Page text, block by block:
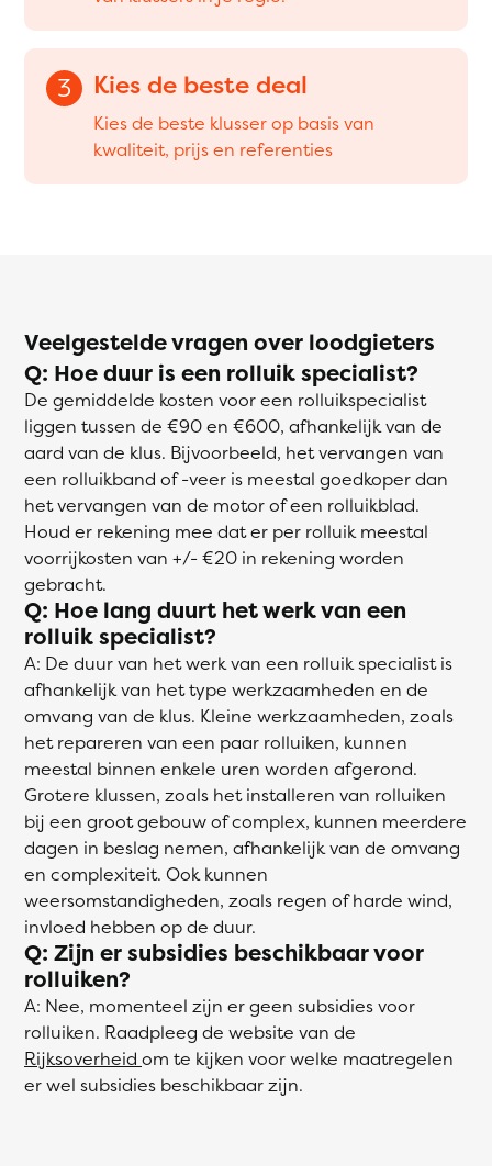
3 Kies de beste deal
Kies de beste klusser op basis van
kwaliteit, prijs en referenties
Veelgestelde vragen over loodgieters
Q: Hoe duur is een rolluik specialist?
De gemiddelde kosten voor een rolluikspecialist
liggen tussen de €90 en €600, afhankelijk van de
aard van de klus. Bijvoorbeeld, het vervangen van
een rolluikband of -veer is meestal goedkoper dan
het vervangen van de motor of een rolluikblad.
Houd er rekening mee dat er per rolluik meestal
voorrijkosten van +/- €20 in rekening worden
gebracht.
Q: Hoe lang duurt het werk van een
rolluik specialist?
A: De duur van het werk van een rolluik specialist is
afhankelijk van het type werkzaamheden en de
omvang van de klus. Kleine werkzaamheden, zoals
het repareren van een paar rolluiken, kunnen
meestal binnen enkele uren worden afgerond.
Grotere klussen, zoals het installeren van rolluiken
bij een groot gebouw of complex, kunnen meerdere
dagen in beslag nemen, afhankelijk van de omvang
en complexiteit. Ook kunnen
weersomstandigheden, zoals regen of harde wind,
invloed hebben op de duur.
Q: Zijn er subsidies beschikbaar voor
rolluiken?
A: Nee, momenteel zijn er geen subsidies voor
rolluiken. Raadpleeg de website van de
Rijksoverheid om te kijken voor welke maatregelen
er wel subsidies beschikbaar zijn.